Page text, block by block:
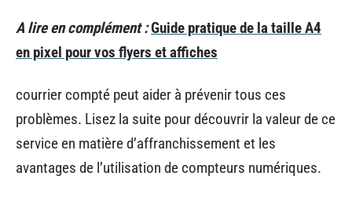
A lire en complément :Guide pratique de la taille A4
en pixel pour vos flyers et affiches
courrier compté peut aider à prévenir tous ces
problèmes. Lisez la suite pour découvrir la valeur de ce
service en matière d’affranchissement et les
avantages de l’utilisation de compteurs numériques.